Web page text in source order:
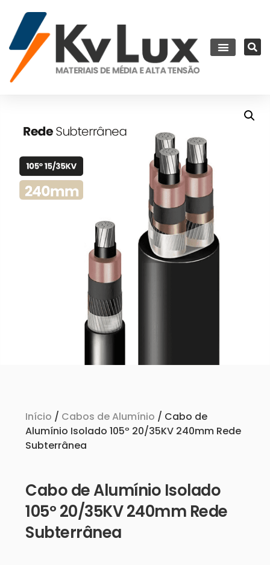
Início / Cabos de Alumínio / Cabo de
Alumínio Isolado 105º 20/35KV 240mm Rede
Subterrânea
Cabo de Alumínio Isolado
105º 20/35KV 240mm Rede
Subterrânea